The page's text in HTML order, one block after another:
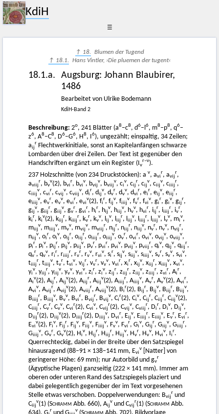
KdiH
☰
↑ 18. Blumen der Tugend
↑ 18.1. Hans Vintler, ›Die pluemen der tugent‹
18.1.a. Augsburg: Johann Blaubirer,
1486
Bearbeitet von Ulrike Bodemann
KdiH-Band 2
Beschreibung: 2o, 241 Blätter (a8–c8, d6–l 6, m8–p8, q6–
z6, A8–C8, D6–G6, H8, I 6), ungezählt; einspaltig, 34 Zeilen;
aij
r Flechtwerkinitiale, sonst an Kapitelanfängen schwarze
Lombarden über drei Zeilen. Der Text ist gegenüber den
Handschriften ergänzt um ein Register (I v
r–v).
237 Holzschnitte (von 234 Druckstöcken): a v, avi
r, avij
r,
aviij
r, bv
v(2), bvi
r, bvi
v, bvij
v, bviij
v, ci
v, cij
r, cij
v, ciij
v, ciiij
r,
ciiij
v, cvi
r, cvij
v, cviij
v, di
r, dij
v, dv
r, dv
v, dvi
r, ei
r, eij
v, eiij
r,
eiiij
v, ev
r, ev
v, evi
r, evi
v(2), fi
r, fij
v, fiiij
v, fv
r, fvi
v, gi
r, gi
v, gij
r,
gij
v, giij
r, giij
v, gv
r, gvi
r, hi
r, hij
v, hiij
v, hv
v, hvi
r, iij
r, iiiij
r, iv
r,
ki
r, ki
v(2), kiij
r, kiiij
r, kv
r, kv
v, l ij
v, l iij
r, l iij
v, l iiij
r, l iiij
v, l v
v, mi
v,
miij
v, miiij
v, mv
v, mvij
v, mviij
r, nij
r, niij
r, niij
v, nv
r, nv
v, nvij
r,
niij
v, oi
r, oi
v, oij
r, oiij
r, oiiij
r, oiiij
v, ov
r, ovi
r, ovi
v, ovij
v, oviij
v,
pi
r, pi
v, pij
r, pij
v, piij
v, pv
r, pvi
r, pvi
v, pvij
v, pviij
r, qi
v, qij
v, qiij
r,
qv
r, qv
v, ri
r, riiij
r, rv
r, rv
v, rvi
v, si
r, sij
v, siij
v, siiij
v, sv
r, sv
v, svi
v,
tiiij
r, tiiij
v, tv
r, tvi
v, vij
r, vv
r, vv
v, vvi
r, xi
r, xij
v, xiij
r, xiiij
v, xvi
v,
yi
v, yiij
r, yiij
v, yv
v, yvi
v, zi
r, zi
v, zij
r, ziij
r, ziij
v, ziiij
r, zvi
r, Ai
r,
Ai
v(2), Aij
r, Aij
v(2), Aiij
r, Aiij
v(2), Aiiij
r, Aiiij
v, Av
r, Av
v(2), Avi
r,
Avi
v, Avij
r, Avij
v(2), Aviij
r, Aviij
v(2), Bi
r(2), Bij
r, Bij
v, Biij
r, Biij
v,
Biiij
r, Biiij
v, Bv
v, Bvi
r, Bvij
r, Bvij
v, Ci
r(2), Ci
v, Cij
r, Ciij
r, Ciij
v(2),
Ciiij
r, Cv
r, Cv
v, Cvi
r(2), Cvi
v, Cvij
r(2), Cvij
v, Cviij
r, Di
r, Di
v, Dij
v,
Diij
r(2), Diij
v(2), Diiij
r(2), Diiij
v, Dvi
r, Eij
v, Eiiij
r, Eiiij
v, Ev
r, Evi
r,
Evi
v(2), Fi
v, Fij
r, Fij
v, Fiij
v, Fiiij
v, Fv
v, Fvi
r, Gi
v, Gij
r, Giij
v, Giiij
r,
Giiij
v, Gv
r, Gv
v(2), Hi
v, Hij
r, Hiij
r, Hiij
v, Hv
r, Hv
v, Hvi
v, Ii
r.
Querrechteckig, dabei in der Breite über den Satzspiegel
hinausragend (88–91 × 138–141 mm, Evi
v
[Natter] von
geringerer Höhe: 69 mm); nur Autorbild und gv
r
(Ägyptische Plagen) ganzseitig (222 × 141 mm). Immer am
oberen oder unteren Rand des Satzspiegels plaziert und
dabei gelegentlich gegenüber der im Text vorgesehenen
Stelle etwas verschoben. Doppelverwendungen: Bvij
r und
Ciij
v(1) (Schramm Abb. 660), Aij
v und Cvij
r(1) (Schramm Abb.
r v